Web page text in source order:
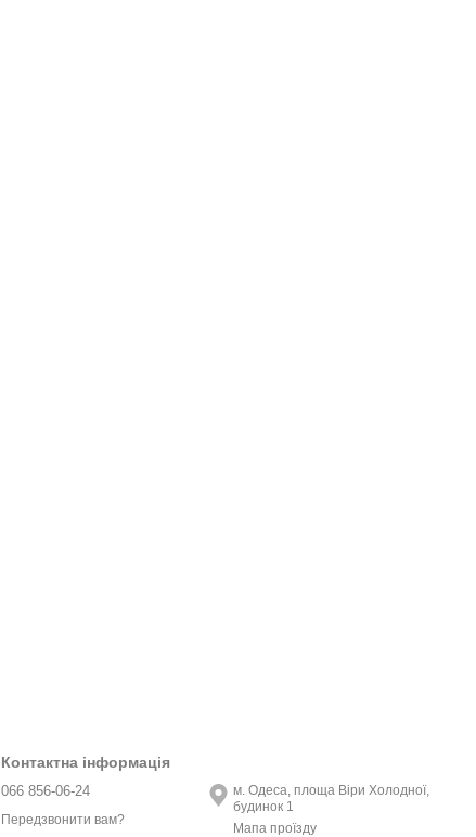
Контактна інформація
066 856-06-24
Передзвонити вам?
м. Одеса, площа Віри Холодної,
будинок 1
Мапа проїзду